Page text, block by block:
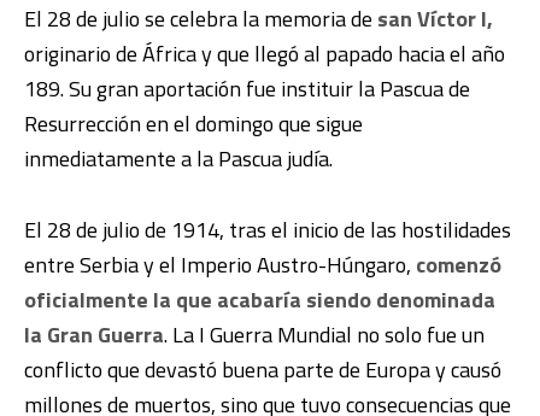
El 28 de julio se celebra la memoria de san Víctor I,
originario de África y que llegó al papado hacia el año
189. Su gran aportación fue instituir la Pascua de
Resurrección en el domingo que sigue
inmediatamente a la Pascua judía.
El 28 de julio de 1914, tras el inicio de las hostilidades
entre Serbia y el Imperio Austro-Húngaro, comenzó
oficialmente la que acabaría siendo denominada
la Gran Guerra. La I Guerra Mundial no solo fue un
conflicto que devastó buena parte de Europa y causó
millones de muertos, sino que tuvo consecuencias que